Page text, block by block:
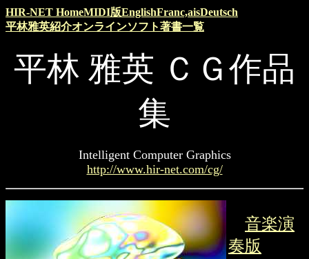
HIR-NET HomeMIDI版EnglishFranc,aisDeutsch
平林雅英紹介オンラインソフト著書一覧
平林 雅英 ＣＧ作品
集
Intelligent Computer Graphics
http://www.hir-net.com/cg/
音楽演
奏版